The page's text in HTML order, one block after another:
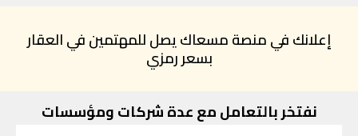
إعلانك في منصة مسعاك يصل للمهتمين في العقار
بسعر رمزي
نفتخر بالتعامل مع عدة شركات ومؤسسات